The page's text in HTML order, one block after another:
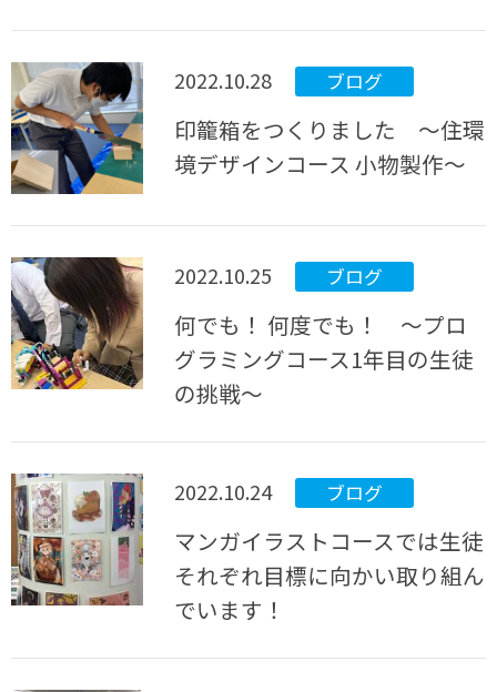
2022.10.28 ブログ
印籠箱をつくりました ～住環
境デザインコース 小物製作～
2022.10.25 ブログ
何でも！ 何度でも！ ～プロ
グラミングコース1年目の生徒
の挑戦～
2022.10.24 ブログ
マンガイラストコースでは生徒
それぞれ目標に向かい取り組ん
でいます！